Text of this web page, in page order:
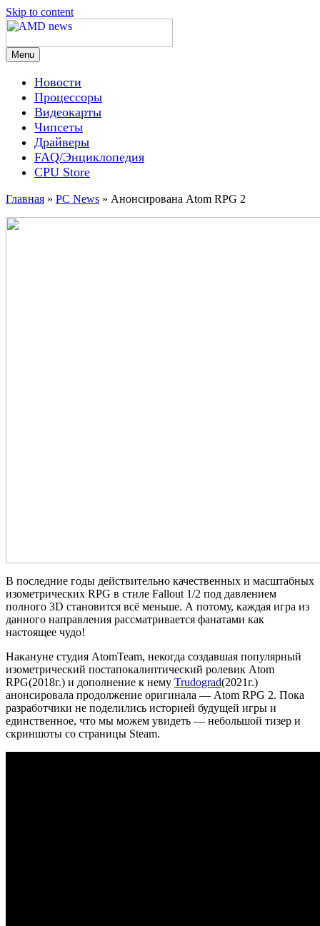
Skip to content
AMD news
Menu
Новости
Процессоры
Видеокарты
Чипсеты
Драйверы
FAQ/Энциклопедия
CPU Store
Главная » PC News » Анонсирована Atom RPG 2
В последние годы действительно качественных и масштабных
изометрических RPG в стиле Fallout 1/2 под давлением
полного 3D становится всё меньше. А потому, каждая игра из
данного направления рассматривается фанатами как
настоящее чудо!
Накануне студия AtomTeam, некогда создавшая популярный
изометрический постапокалиптический ролевик Atom
RPG(2018г.) и дополнение к нему Trudograd(2021г.)
анонсировала продолжение оригинала — Atom RPG 2. Пока
разработчики не поделились историей будущей игры и
единственное, что мы можем увидеть — небольшой тизер и
скриншоты со страницы Steam.